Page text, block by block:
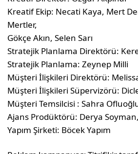
Kreatif Ekip: Necati Kaya, Mert
Mertler,
Gökçe Akın, Selen Sarı
Stratejik Planlama Direktörü:
Stratejik Planlama: Zeynep Milli
Müşteri İlişkileri Direktörü:
Müşteri İlişkileri Süpervizörü:
Müşteri Temsilcisi : Sahra
Ajans Prodüktörü: Derya
Yapım Şirketi: Böcek Yapım